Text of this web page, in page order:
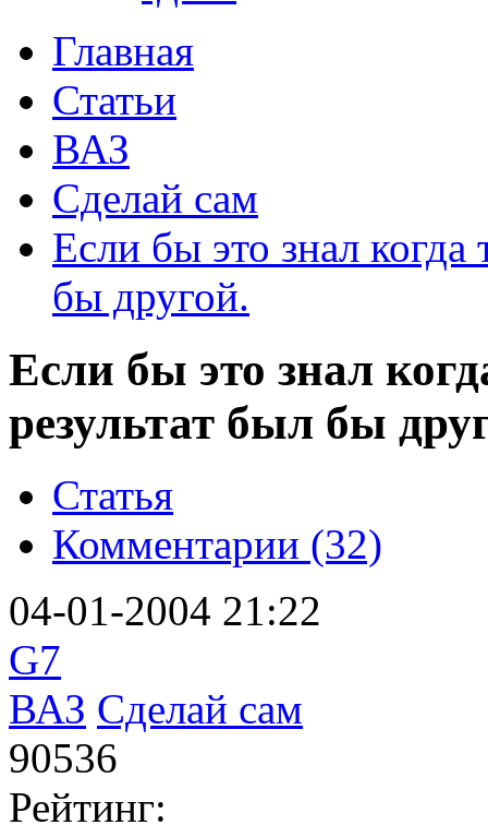
Главная
Статьи
ВАЗ
Сделай сам
Если бы это знал когда
бы другой.
Если бы это знал
результат был бы
Статья
Комментарии (32)
04-01-2004 21:22
G7
ВАЗ Сделай сам
90536
Рейтинг: